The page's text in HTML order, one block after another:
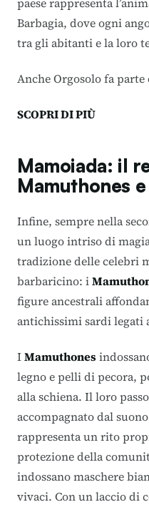
Barbagia, dove ogni
tra gli abitanti e la loro
Anche Orgosolo fa parte
SCOPRI DI PIÙ
Mamoiada: il
Mamuthones
Infine, sempre nella
un luogo intriso di
tradizione delle celebri
barbaricino: i
figure ancestrali
antichissimi sardi legati
IMamuthones
legno e pelli di pecora,
alla schiena. Il loro
accompagnato dal
rappresenta un rito
protezione della
indossano maschere
vivaci. Con un laccio di